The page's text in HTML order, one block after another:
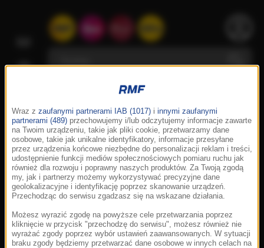
Wraz z zaufanymi partnerami IAB (1017) i innymi zaufanymi
partnerami (489) przechowujemy i/lub odczytujemy informacje zawarte
na Twoim urządzeniu, takie jak pliki cookie, przetwarzamy dane
osobowe, takie jak unikalne identyfikatory, informacje przesyłane
przez urządzenia końcowe niezbędne do personalizacji reklam i treści,
udostępnienie funkcji mediów społecznościowych pomiaru ruchu jak
również dla rozwoju i poprawny naszych produktów. Za Twoją zgodą
my, jak i partnerzy możemy wykorzystywać precyzyjne dane
geolokalizacyjne i identyfikację poprzez skanowanie urządzeń.
Przechodząc do serwisu zgadzasz się na wskazane działania.
Możesz wyrazić zgodę na powyższe cele przetwarzania poprzez
kliknięcie w przycisk "przechodzę do serwisu", możesz również nie
wyrażać zgody poprzez wybór ustawień zaawansowanych. W sytuacji
braku zgody będziemy przetwarzać dane osobowe w innych celach na